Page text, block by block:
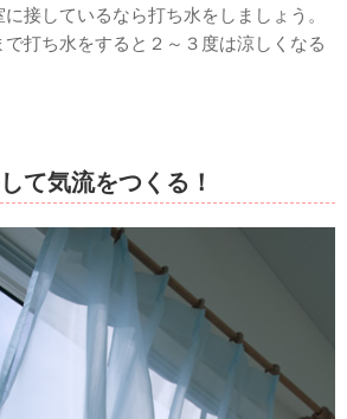
接しているなら打ち水をしましょう。
打ち水をすると２～３度は涼しくなる
て気流をつくる！